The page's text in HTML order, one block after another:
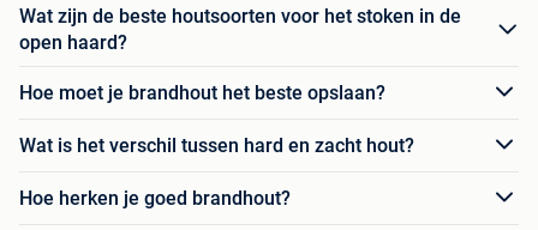
Wat zijn de beste houtsoorten voor het stoken in de
open haard?
Hoe moet je brandhout het beste opslaan?
Wat is het verschil tussen hard en zacht hout?
Hoe herken je goed brandhout?